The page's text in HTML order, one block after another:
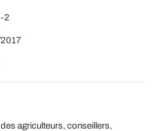
2
agriculteurs, conseillers,